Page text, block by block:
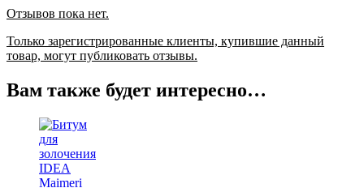
Отзывов пока нет.
Только зарегистрированные клиенты, купившие данный
товар, могут публиковать отзывы.
Вам также будет интересно…